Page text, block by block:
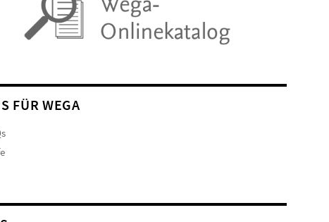
FÜR WEGA